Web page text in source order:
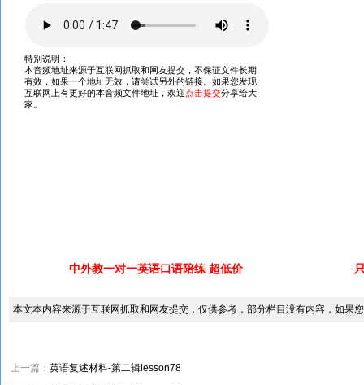
中外教一对一英语口语陪练 超低价
本文本内容来源于互联网抓取和网友提交，仅供参考，部分栏目没有内容，如果
上一篇： 英语复述材料-第二辑lesson78